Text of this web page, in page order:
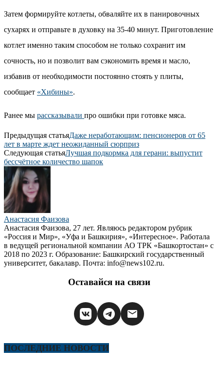
Затем формируйте котлеты, обваляйте их в панировочных
сухарях и отправьте в духовку на 35-40 минут. Приготовление
котлет именно таким способом не только сохранит им
сочность, но и позволит вам сэкономить время и масло,
избавив от необходимости постоянно стоять у плиты,
сообщает «Хибины».
Ранее мы рассказывали про ошибки при готовке мяса.
Предыдущая статьяДаже неработающим: пенсионеров от 65
лет в марте ждет неожиданный сюрприз
Следующая статьяЛучшая подкормка для герани: выпустит
бессчётное количество шапок
Анастасия Фаизова
Анастасия Фаизова, 27 лет. Являюсь редактором рубрик
«Россия и Мир», «Уфа и Башкирия», «Интересное». Работала
в ведущей региональной компании АО ТРК «Башкортостан» с
2018 по 2023 г. Образование: Башкирский государственный
университет, бакалавр. Почта: info@news102.ru.
Оставайся на связи
ПОСЛЕДНИЕ НОВОСТИ